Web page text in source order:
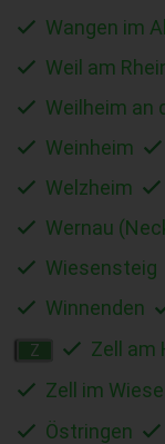
Wangen im
Weil am
Weilheim an
Weinheim
Welzheim
Wernau
Wiesensteig
Winnenden
Z
Zell am
Zell im
Östringen